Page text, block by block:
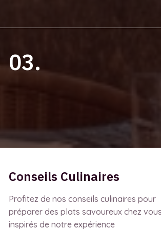
03.
Conseils Culinaires
Profitez de nos conseils culinaires pour
préparer des plats savoureux chez
inspirés de notre expérience